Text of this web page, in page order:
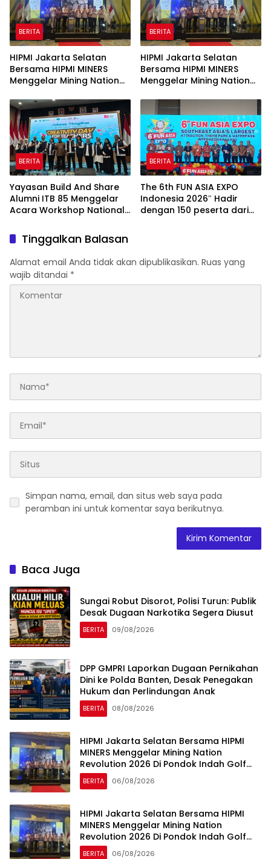
BERITA
HIPMI Jakarta Selatan
Bersama HIPMI MINERS
Menggelar Mining Nation
Indah Golf Jakarta
BERITA
HIPMI Jakarta Selatan
Bersama HIPMI MINERS
Menggelar Mining Nation
Indah Golf Jakarta
BERITA
Yayasan Build And Share
Alumni ITB 85 Menggelar
Acara Workshop National
2026 & Dibuka Resmi
Pramono Anung (Gubernur
DKI Jakarta)
BERITA
The 6th FUN ASIA EXPO
Indonesia 2026″ Hadir
dengan 150 peserta dari
di Tanah Air
Tinggalkan Balasan
Alamat email Anda tidak akan dipublikasikan. Ruas yang
wajib ditandai *
Simpan nama, email, dan situs web saya pada
peramban ini untuk komentar saya berikutnya.
Baca Juga
Sungai Robut Disorot, Polisi Turun: Publik
Desak Dugaan Narkotika Segera Diusut
BERITA 09/08/2026
DPP GMPRI Laporkan Dugaan Pernikahan
Dini ke Polda Banten, Desak Penegakan
Hukum dan Perlindungan Anak
BERITA 08/08/2026
HIPMI Jakarta Selatan Bersama HIPMI
MINERS Menggelar Mining Nation
Revolution 2026 Di Pondok Indah Golf
Jakarta
BERITA 06/08/2026
HIPMI Jakarta Selatan Bersama HIPMI
MINERS Menggelar Mining Nation
Revolution 2026 Di Pondok Indah Golf
Jakarta
BERITA 06/08/2026